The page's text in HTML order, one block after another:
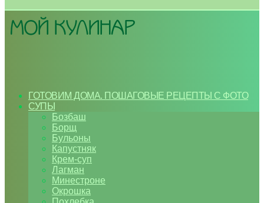
ГОТОВИМ ДОМА. ПОШАГОВЫЕ РЕЦЕПТЫ С ФОТО
СУПЫ
Бозбаш
Борщ
Бульоны
Капустняк
Крем-суп
Лагман
Минестроне
Окрошка